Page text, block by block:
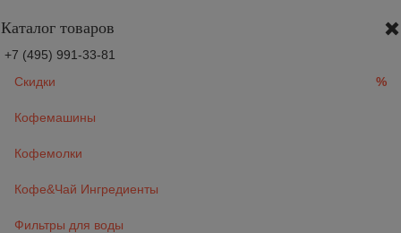
Каталог товаров
+7 (495) 991-33-81
Скидки
%
Кофемашины
Кофемолки
Кофе&Чай Ингредиенты
Фильтры для воды